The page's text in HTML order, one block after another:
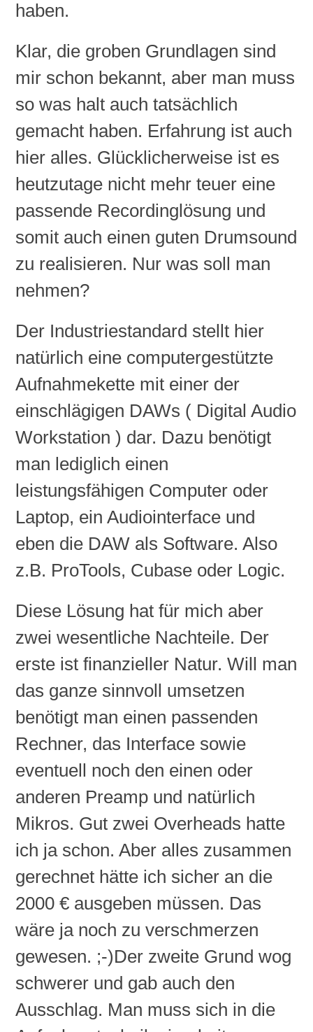
haben.
Klar, die groben Grundlagen sind
mir schon bekannt, aber man muss
so was halt auch tatsächlich
gemacht haben. Erfahrung ist auch
hier alles. Glücklicherweise ist es
heutzutage nicht mehr teuer eine
passende Recordinglösung und
somit auch einen guten Drumsound
zu realisieren. Nur was soll man
nehmen?
Der Industriestandard stellt hier
natürlich eine computergestützte
Aufnahmekette mit einer der
einschlägigen DAWs ( Digital Audio
Workstation ) dar. Dazu benötigt
man lediglich einen
leistungsfähigen Computer oder
Laptop, ein Audiointerface und
eben die DAW als Software. Also
z.B. ProTools, Cubase oder Logic.
Diese Lösung hat für mich aber
zwei wesentliche Nachteile. Der
erste ist finanzieller Natur. Will man
das ganze sinnvoll umsetzen
benötigt man einen passenden
Rechner, das Interface sowie
eventuell noch den einen oder
anderen Preamp und natürlich
Mikros. Gut zwei Overheads hatte
ich ja schon. Aber alles zusammen
gerechnet hätte ich sicher an die
2000 € ausgeben müssen. Das
wäre ja noch zu verschmerzen
gewesen. ;-)Der zweite Grund wog
schwerer und gab auch den
Ausschlag. Man muss sich in die